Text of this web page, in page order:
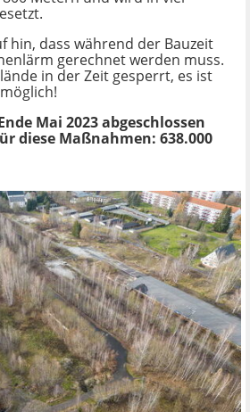
hin, dass während der Bauzeit
gerechnet werden muss.
in der Zeit gesperrt, es ist
Mai 2023 abgeschlossen
diese Maßnahmen: 638.000